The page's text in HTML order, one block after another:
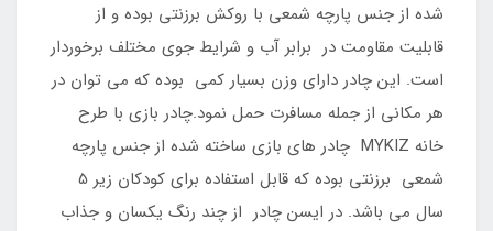
شده از جنس پارچه شمعی با روکش برزنتی بوده و از
قابلیت مقاومت در برابر آب و شرایط جوی مختلف برخوردار
است. این چادر دارای وزن بسیار کمی بوده که می توان در
هر مکانی از جمله مسافرت حمل نمود.چادر بازی با طرح
خانه MYKIZ چادر های بازی ساخته شده از جنس پارچه
شمعی برزنتی بوده که قابل استفاده برای کودکان زیر 5
سال می باشد. در ایسن چادر از چند رنگ یکسان و جذاب